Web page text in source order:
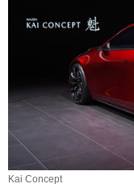
Kai Concept